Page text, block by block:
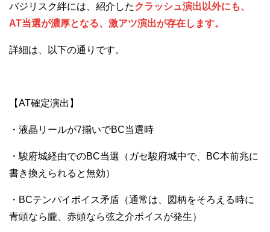
バジリスク絆には、紹介したクラッシュ演出以外にも、
AT当選が濃厚となる、激アツ演出が存在します。
詳細は、以下の通りです。
【AT確定演出】
・液晶リールが7揃いでBC当選時
・駿府城経由でのBC当選（ガセ駿府城中で、BC本前兆に
書き換えられると無効）
・BCテンパイボイス矛盾（通常は、図柄をそろえる時に
青頭なら朧、赤頭なら弦之介ボイスが発生）